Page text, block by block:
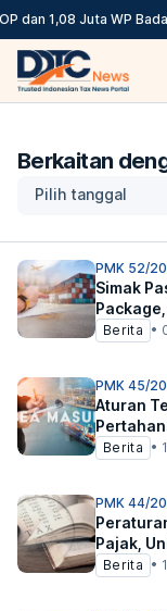
dan 1,08 Juta WP
Berkaitan
Pilih tanggal
PMK 52/
Simak
Berita •
PMK 45/
Aturan
Berita •
PMK 44/
Pajak,
Berita •